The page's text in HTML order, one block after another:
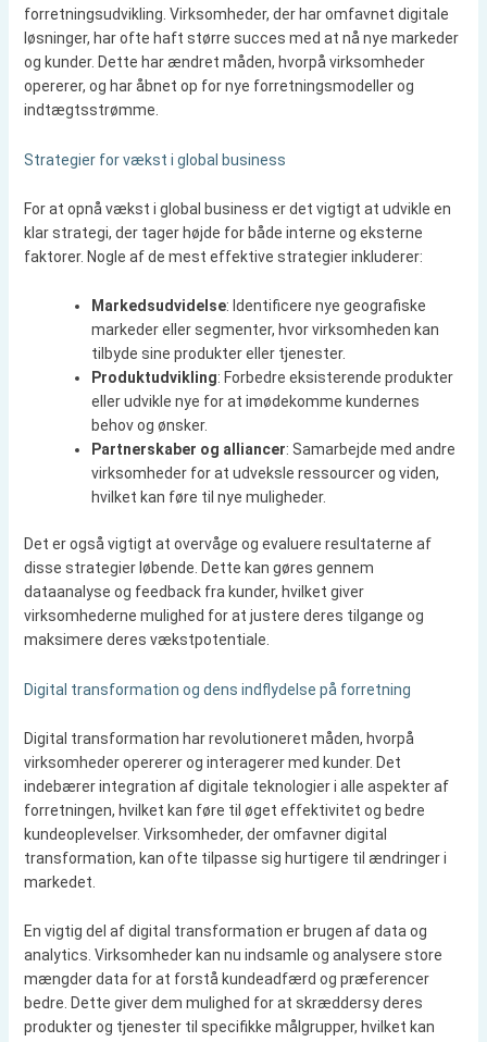
forretningsudvikling. Virksomheder, der har omfavnet digitale
løsninger, har ofte haft større succes med at nå nye markeder
og kunder. Dette har ændret måden, hvorpå virksomheder
opererer, og har åbnet op for nye forretningsmodeller og
indtægtsstrømme.
Strategier for vækst i global business
For at opnå vækst i global business er det vigtigt at udvikle en
klar strategi, der tager højde for både interne og eksterne
faktorer. Nogle af de mest effektive strategier inkluderer:
Markedsudvidelse: Identificere nye geografiske
markeder eller segmenter, hvor virksomheden kan
tilbyde sine produkter eller tjenester.
Produktudvikling: Forbedre eksisterende produkter
eller udvikle nye for at imødekomme kundernes
behov og ønsker.
Partnerskaber og alliancer: Samarbejde med andre
virksomheder for at udveksle ressourcer og viden,
hvilket kan føre til nye muligheder.
Det er også vigtigt at overvåge og evaluere resultaterne af
disse strategier løbende. Dette kan gøres gennem
dataanalyse og feedback fra kunder, hvilket giver
virksomhederne mulighed for at justere deres tilgange og
maksimere deres vækstpotentiale.
Digital transformation og dens indflydelse på forretning
Digital transformation har revolutioneret måden, hvorpå
virksomheder opererer og interagerer med kunder. Det
indebærer integration af digitale teknologier i alle aspekter af
forretningen, hvilket kan føre til øget effektivitet og bedre
kundeoplevelser. Virksomheder, der omfavner digital
transformation, kan ofte tilpasse sig hurtigere til ændringer i
markedet.
En vigtig del af digital transformation er brugen af data og
analytics. Virksomheder kan nu indsamle og analysere store
mængder data for at forstå kundeadfærd og præferencer
bedre. Dette giver dem mulighed for at skræddersy deres
produkter og tjenester til specifikke målgrupper, hvilket kan